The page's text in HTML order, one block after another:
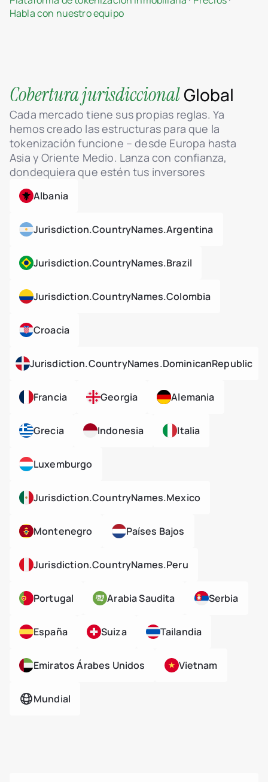
Habla con nuestro equipo
Cobertura jurisdiccionalGlobal
Cada mercado tiene sus propias reglas. Ya
hemos creado las estructuras para que la
tokenización funcione – desde Europa hasta
Asia y Oriente Medio. Lanza con confianza,
dondequiera que estén tus inversores
Albania
Jurisdiction.countryNames.argentina
Jurisdiction.countryNames.brazil
Jurisdiction.countryNames.colombia
Croacia
Jurisdiction.countryNames.dominicanRepublic
Francia Georgia Alemania
Grecia Indonesia Italia
Luxemburgo
Jurisdiction.countryNames.mexico
Montenegro Países Bajos
Jurisdiction.countryNames.peru
Portugal Arabia Saudita Serbia
España Suiza Tailandia
Emiratos Árabes Unidos Vietnam
Mundial